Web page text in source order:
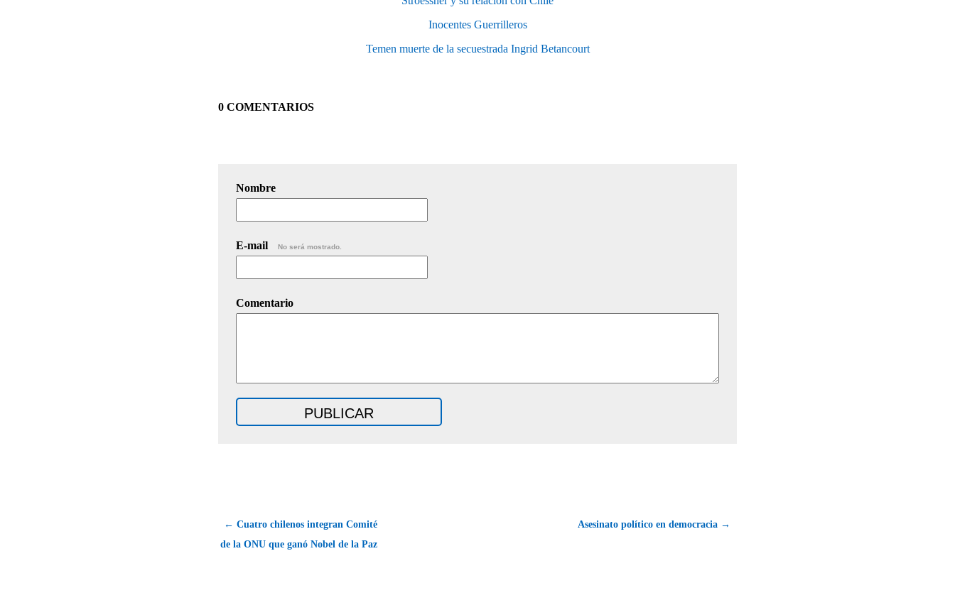
Inocentes Guerrilleros
Temen muerte de la secuestrada Ingrid Betancourt
0 COMENTARIOS
Nombre
E-mail No será mostrado.
Comentario
← Cuatro chilenos integran Comité
de la ONU que ganó Nobel de la Paz
Asesinato político en democracia →